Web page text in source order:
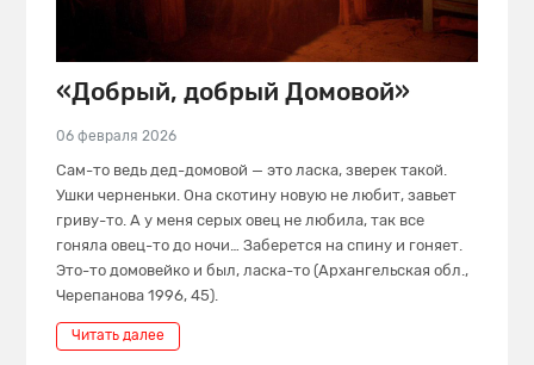
«Добрый, добрый Домовой»
06 февраля 2026
Сам-то ведь дед-домовой — это ласка, зверек такой.
Ушки черненьки. Она скотину новую не любит, завьет
гриву-то. А у меня серых овец не любила, так все
гоняла овец-то до ночи… Заберется на спину и гоняет.
Это-то домовейко и был, ласка-то (Архангельская обл.,
Черепанова 1996, 45).
Читать далее